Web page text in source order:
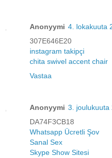
Anonyymi 4. lokakuuta
307E646E20
instagram takipçi
chita swivel accent chair
Vastaa
Anonyymi 3. joulukuuta
DA74F3CB18
Whatsapp Ücretli Şov
Sanal Sex
Skype Show Sitesi